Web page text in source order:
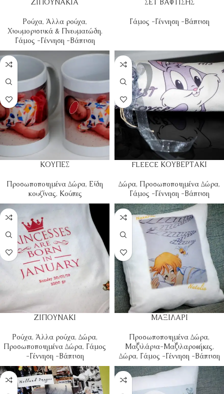
ΖΙΠΟΥΝΑΚΙΑ
Ρούχα, Άλλα ρούχα,
Χιουμοριστικά & Πνευματώδη,
Γάμος -Γέννηση -Βάπτιση
ΣΕΤ ΒΑΦΤΙΣΗΣ
Γάμος -Γέννηση -Βάπτιση
ΚΟΥΠΕΣ
Προσωποποιημένα Δώρα, Είδη
κουζίνας, Κούπες
FLEECE ΚΟΥΒΕΡΤΑΚΙ
Δώρα, Προσωποποιημένα Δώρα,
Γάμος -Γέννηση -Βάπτιση
ΖΙΠΟΥΝΑΚΙ
Ρούχα, Άλλα ρούχα, Δώρα,
Προσωποποιημένα Δώρα, Γάμος
-Γέννηση -Βάπτιση
ΜΑΞΙΛΑΡΙ
Προσωποποιημένα Δώρα,
Μαξιλάρια-Μαξιλαροθήκες,
Δώρα, Γάμος -Γέννηση -Βάπτιση